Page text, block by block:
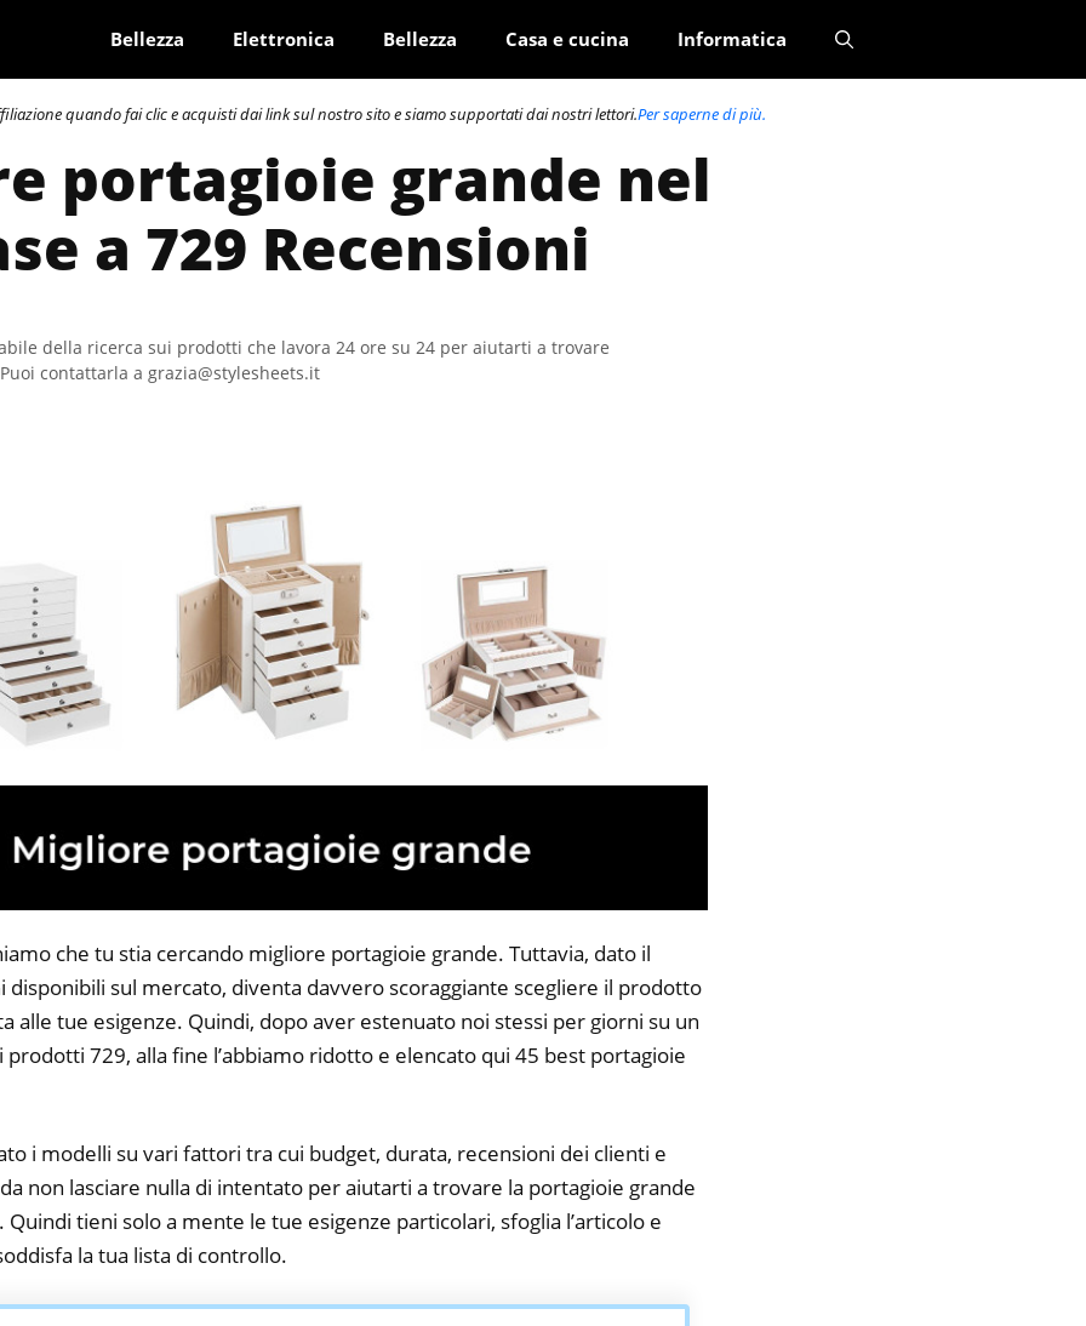
Bellezza Elettronica Bellezza Casa e cucina Informatica
quando fai clic e acquisti dai link sul nostro sito e siamo supportati dai nostri lettori.Per saperne di più.
portagioie grande nel
a 729 Recensioni
della ricerca sui prodotti che lavora 24 ore su 24 per aiutarti a trovare
contattarla a grazia@stylesheets.it
che tu stia cercando migliore portagioie grande. Tuttavia, dato il
disponibili sul mercato, diventa davvero scoraggiante scegliere il prodotto
alle tue esigenze. Quindi, dopo aver estenuato noi stessi per giorni su un
729, alla fine l’abbiamo ridotto e elencato qui 45 best portagioie
i modelli su vari fattori tra cui budget, durata, recensioni dei clienti e
non lasciare nulla di intentato per aiutarti a trovare la portagioie grande
Quindi tieni solo a mente le tue esigenze particolari, sfoglia l’articolo e
la tua lista di controllo.